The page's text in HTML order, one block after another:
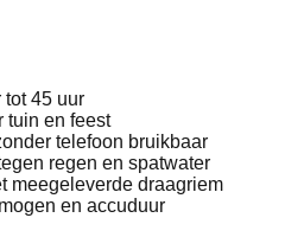
tot 45 uur
tuin en feest
telefoon bruikbaar
regen en spatwater
meegeleverde draagriem
en accuduur